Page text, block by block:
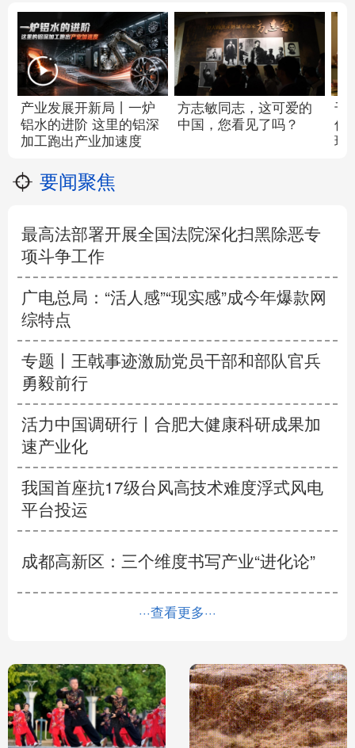
产业发展开新局丨 一炉
铝水的进阶 这里的铝深
加工跑出产业加速度
方志敏同志，这可爱的
中国，您看见了吗？
千
何
球
要闻聚焦
最高法部署开展全国法院深化扫黑除恶专
项斗争工作
广电总局：“活人感”“现实感”成今年爆款网
综特点
专题丨 王戟事迹激励党员干部和部队官兵
勇毅前行
活力中国调研行丨 合肥大健康科研成果加
速产业化
我国首座抗17级台风高技术难度浮式风电
平台投运
成都高新区：三个维度书写产业“进化论”
···查看更多···